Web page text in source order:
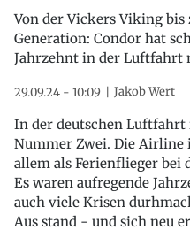
Von der Vickers Viking
Generation: Condor hat
Jahrzehnt in der Luftfahrt
29.09.24 - 10:09 Jakob Wert
In der deutschen
Nummer Zwei. Die Airline
allem als Ferienflieger bei
Es waren aufregende
auch viele Krisen
Aus stand - und sich neu